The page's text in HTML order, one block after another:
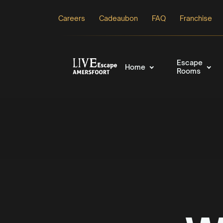
Careers Cadeaubon FAQ Franchise
Home
Escape
Rooms